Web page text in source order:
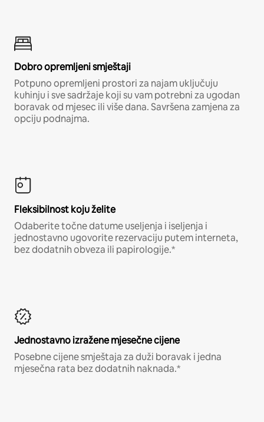
Dobro opremljeni smještaji
Potpuno opremljeni prostori za najam uključuju
kuhinju i sve sadržaje koji su vam potrebni za ugodan
boravak od mjesec ili više dana. Savršena zamjena za
opciju podnajma.
Fleksibilnost koju želite
Odaberite točne datume useljenja i iseljenja i
jednostavno ugovorite rezervaciju putem interneta,
bez dodatnih obveza ili papirologije.*
Jednostavno izražene mjesečne cijene
Posebne cijene smještaja za duži boravak i jedna
mjesečna rata bez dodatnih naknada.*